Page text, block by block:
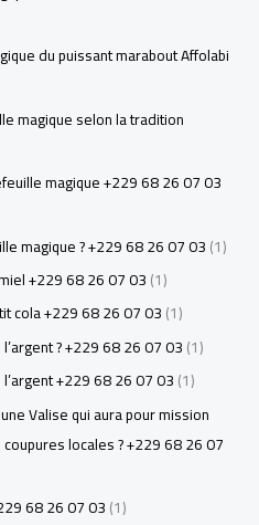
du puissant marabout Affolabi
magique selon la tradition
magique +229 68 26 07 03
magique ? +229 68 26 07 03(1)
+229 68 26 07 03(1)
cola +229 68 26 07 03(1)
? +229 68 26 07 03(1)
+229 68 26 07 03(1)
Valise qui aura pour mission
locales ? +229 68 26 07
68 26 07 03(1)